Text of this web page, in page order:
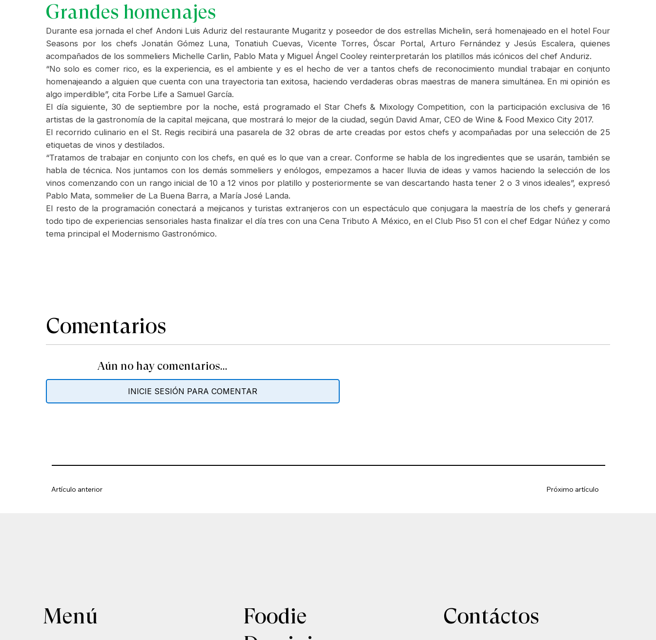
Grandes homenajes
Durante esa jornada el chef Andoni Luis Aduriz del restaurante Mugaritz y poseedor de dos estrellas Michelin, será homenajeado en el hotel Four
Seasons por los chefs Jonatán Gómez Luna, Tonatiuh Cuevas, Vicente Torres, Óscar Portal, Arturo Fernández y Jesús Escalera, quienes
acompañados de los sommeliers Michelle Carlin, Pablo Mata y Miguel Ángel Cooley reinterpretarán los platillos más icónicos del chef Anduriz.
“No solo es comer rico, es la experiencia, es el ambiente y es el hecho de ver a tantos chefs de reconocimiento mundial trabajar en conjunto
homenajeando a alguien que cuenta con una trayectoria tan exitosa, haciendo verdaderas obras maestras de manera simultánea. En mi opinión es
algo imperdible”, cita Forbe Life a Samuel García.
El día siguiente, 30 de septiembre por la noche, está programado el Star Chefs & Mixology Competition, con la participación exclusiva de 16
artistas de la gastronomía de la capital mejicana, que mostrará lo mejor de la ciudad, según David Amar, CEO de Wine & Food Mexico City 2017.
El recorrido culinario en el St. Regis recibirá una pasarela de 32 obras de arte creadas por estos chefs y acompañadas por una selección de 25
etiquetas de vinos y destilados.
“Tratamos de trabajar en conjunto con los chefs, en qué es lo que van a crear. Conforme se habla de los ingredientes que se usarán, también se
habla de técnica. Nos juntamos con los demás sommeliers y enólogos, empezamos a hacer lluvia de ideas y vamos haciendo la selección de los
vinos comenzando con un rango inicial de 10 a 12 vinos por platillo y posteriormente se van descartando hasta tener 2 o 3 vinos ideales”, expresó
Pablo Mata, sommelier de La Buena Barra, a María José Landa.
El resto de la programación conectará a mejicanos y turistas extranjeros con un espectáculo que conjugara la maestría de los chefs y generará
todo tipo de experiencias sensoriales hasta finalizar el día tres con una Cena Tributo A México, en el Club Piso 51 con el chef Edgar Núñez y como
tema principal el Modernismo Gastronómico.
Comentarios
Aún no hay comentarios...
INICIE SESIÓN PARA COMENTAR
Artículo anterior Próximo artículo
Menú
Foodie
Contáctos